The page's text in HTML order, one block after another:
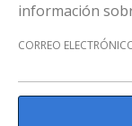
información
CORREO